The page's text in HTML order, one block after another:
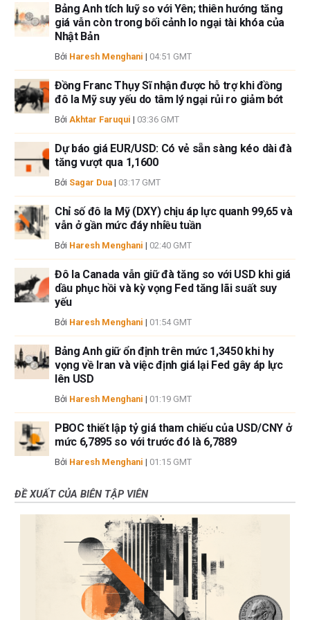
giả không cam đoan về tính chính xác, đầy đủ hoặc phù hợp của thông
tin này. FXStreet và tác giả sẽ không chịu trách nhiệm về bất kỳ sai sót,
thiếu sót hoặc bất kỳ tổn thất, thương tích hoặc thiệt hại nào phát sinh từ
thông tin này và việc hiển thị hoặc sử dụng thông tin này. Ngoại trừ các
lỗi và thiếu sót.
Tác giả và FXStreet không phải là các cố vấn đầu tư đã đăng ký và không
có nội dung nào trong bài viết này nhằm mục đích tư vấn đầu tư.
Bảng Anh tích luỹ so với Yên; thiên hướng tăng
giá vẫn còn trong bối cảnh lo ngại tài khóa của
Nhật Bản
Bởi Haresh Menghani | 04:51 GMT
Đồng Franc Thụy Sĩ nhận được hỗ trợ khi đồng
đô la Mỹ suy yếu do tâm lý ngại rủi ro giảm bớt
Bởi Akhtar Faruqui | 03:36 GMT
Dự báo giá EUR/USD: Có vẻ sẵn sàng kéo dài đà
tăng vượt qua 1,1600
Bởi Sagar Dua | 03:17 GMT
Chỉ số đô la Mỹ (DXY) chịu áp lực quanh 99,65 và
vẫn ở gần mức đáy nhiều tuần
Bởi Haresh Menghani | 02:40 GMT
Đô la Canada vẫn giữ đà tăng so với USD khi giá
dầu phục hồi và kỳ vọng Fed tăng lãi suất suy
yếu
Bởi Haresh Menghani | 01:54 GMT
Bảng Anh giữ ổn định trên mức 1,3450 khi hy
vọng về Iran và việc định giá lại Fed gây áp lực
lên USD
Bởi Haresh Menghani | 01:19 GMT
PBOC thiết lập tỷ giá tham chiếu của USD/CNY ở
mức 6,7895 so với trước đó là 6,7889
Bởi Haresh Menghani | 01:15 GMT
ĐỀ XUẤT CỦA BIÊN TẬP VIÊN